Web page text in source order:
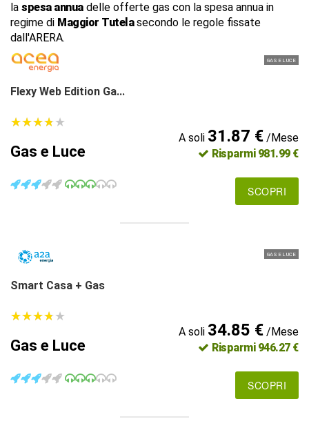
la spesa annuadelle offerte gas con la spesa annua in
regime di Maggior Tutelasecondo le regole fissate
dall'ARERA.
GAS E LUCE
Flexy Web Edition Ga...
★★★★★
★★★★★
Gas e Luce
A soli 31.87 €/Mese
Risparmi 981.99 €
SCOPRI
GAS E LUCE
Smart Casa + Gas
★★★★★
★★★★★
Gas e Luce
A soli 34.85 €/Mese
Risparmi 946.27 €
SCOPRI